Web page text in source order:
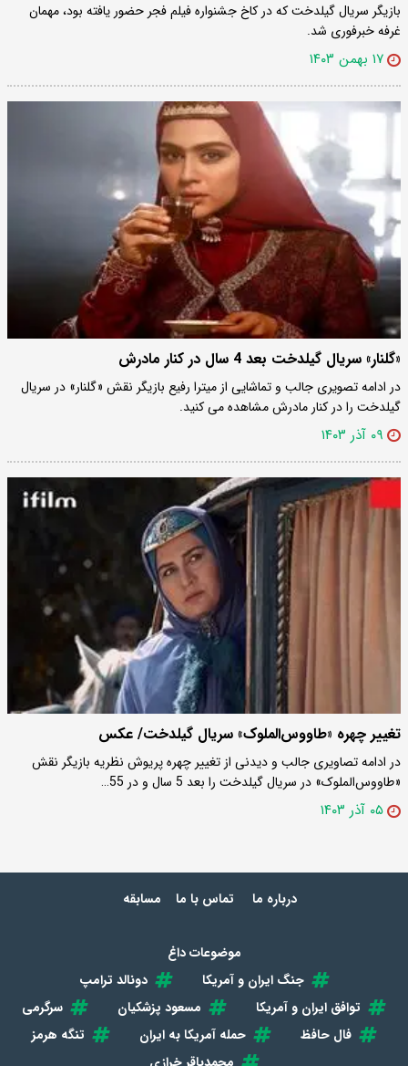
بازیگر سریال گیلدخت که در کاخ جشنواره فیلم فجر حضور یافته بود، مهمان
غرفه خبرفوری شد.
۱۷ بهمن ۱۴۰۳
«گلنار» سریال گیلدخت بعد 4 سال در کنار مادرش
در ادامه تصویری جالب و تماشایی از میترا رفیع بازیگر نقش «گلنار» در سریال
گیلدخت را در کنار مادرش مشاهده می کنید.
۰۹ آذر ۱۴۰۳
تغییر چهره «طاووس‌الملوک» سریال گیلدخت/ عکس
در ادامه تصاویری جالب و دیدنی از تغییر چهره پریوش نظریه بازیگر نقش
«طاووس‌الملوک» در سریال گیلدخت را بعد 5 سال و در 55…
۰۵ آذر ۱۴۰۳
درباره ما تماس با ما مسابقه
موضوعات داغ
جنگ ایران و آمریکا
دونالد ترامپ
توافق ایران و آمریکا
مسعود پزشکیان
سرگرمی
فال حافظ
حمله آمریکا به ایران
تنگه هرمز